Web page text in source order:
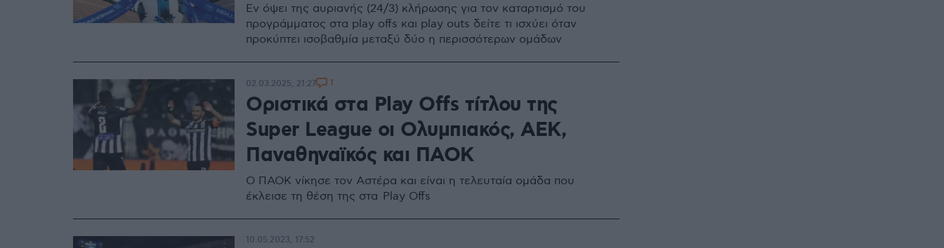
Εν όψει της αυριανής (24/3) κλήρωσης για τον καταρτισμό του
προγράμματος στα play offs και play outs δείτε τι ισχύει όταν
προκύπτει ισοβαθμία μεταξύ δύο η περισσότερων ομάδων
Οριστικά στα Play Offs τίτλου της
Super League οι Ολυμπιακός, ΑΕΚ,
Παναθηναϊκός και ΠΑΟΚ
Ο ΠΑΟΚ νίκησε τον Αστέρα και είναι η τελευταία ομάδα που
έκλεισε τη θέση της στα Play Offs
02.03.2025, 21:27 1
10.05.2023, 17:52